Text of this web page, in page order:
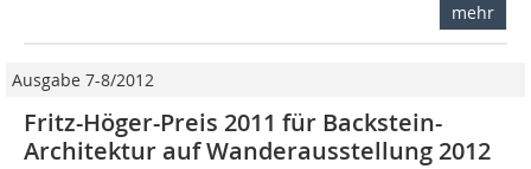
mehr
Ausgabe 7-8/2012
Fritz-Höger-Preis 2011 für Backstein-
Architektur auf Wanderausstellung 2012